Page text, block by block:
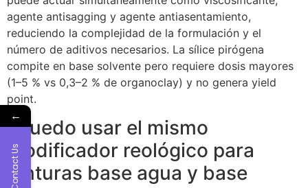
agente antisagging y agente antiasentamiento,
reduciendo la complejidad de la formulación y el
número de aditivos necesarios. La sílice pirógena
compite en base solvente pero requiere dosis mayores
(1–5 % vs 0,3–2 % de organoclay) y no genera yield
point.
¿Puedo usar el mismo
modificador reológico para
pinturas base agua y base
←
Contact Us